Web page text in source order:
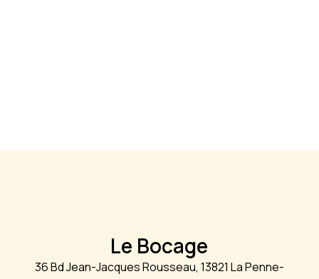
Le Bocage
36 Bd Jean-Jacques Rousseau, 13821 La Penne-